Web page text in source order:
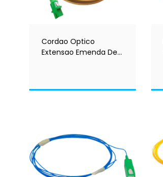
Cordao Optico
Extensao Emenda De